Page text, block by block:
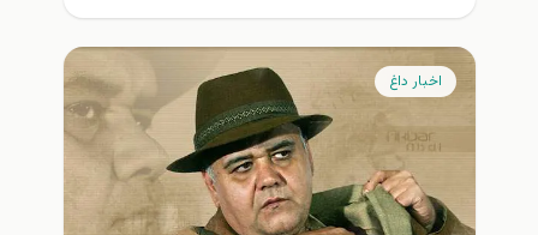
اخبار داغ